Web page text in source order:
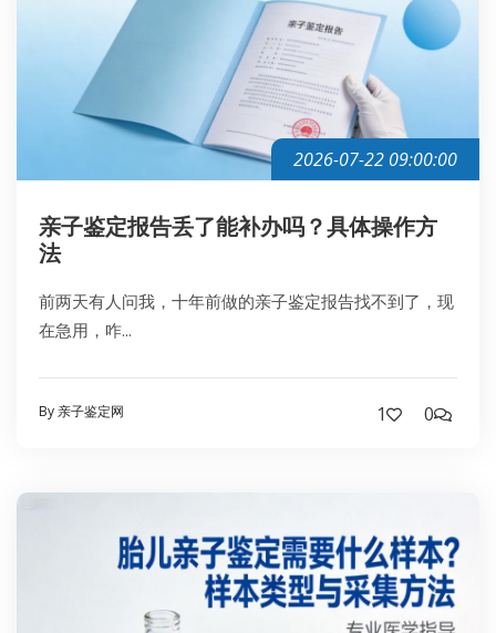
2026-07-22 09:00:00
亲子鉴定报告丢了能补办吗？具体操作方
法
前两天有人问我，十年前做的亲子鉴定报告找不到了，现
在急用，咋...
By 亲子鉴定网 1 0